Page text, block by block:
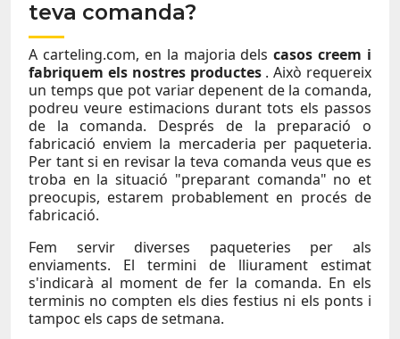
teva comanda?
A carteling.com, en la majoria delscasos creem i
fabriquem els nostres productes. Això requereix
un temps que pot variar depenent de la comanda,
podreu veure estimacions durant tots els passos
de la comanda. Després de la preparació o
fabricació enviem la mercaderia per paqueteria.
Per tant si en revisar la teva comanda veus que es
troba en la situació "preparant comanda" no et
preocupis, estarem probablement en procés de
fabricació.
Fem servir diverses paqueteries per als
enviaments. El termini de lliurament estimat
s'indicarà al moment de fer la comanda. En els
terminis no compten els dies festius ni els ponts i
tampoc els caps de setmana.